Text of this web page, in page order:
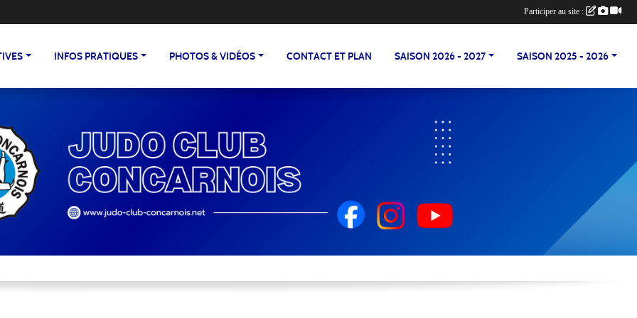
INFOS PRATIQUES PHOTOS & VIDÉOS CONTACT ET PLAN SAISON 2026 - 2027 SAISON 2025 - 2026
Participer au site :